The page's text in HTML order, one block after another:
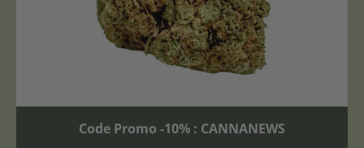
Code Promo -10% : CANNANEWS